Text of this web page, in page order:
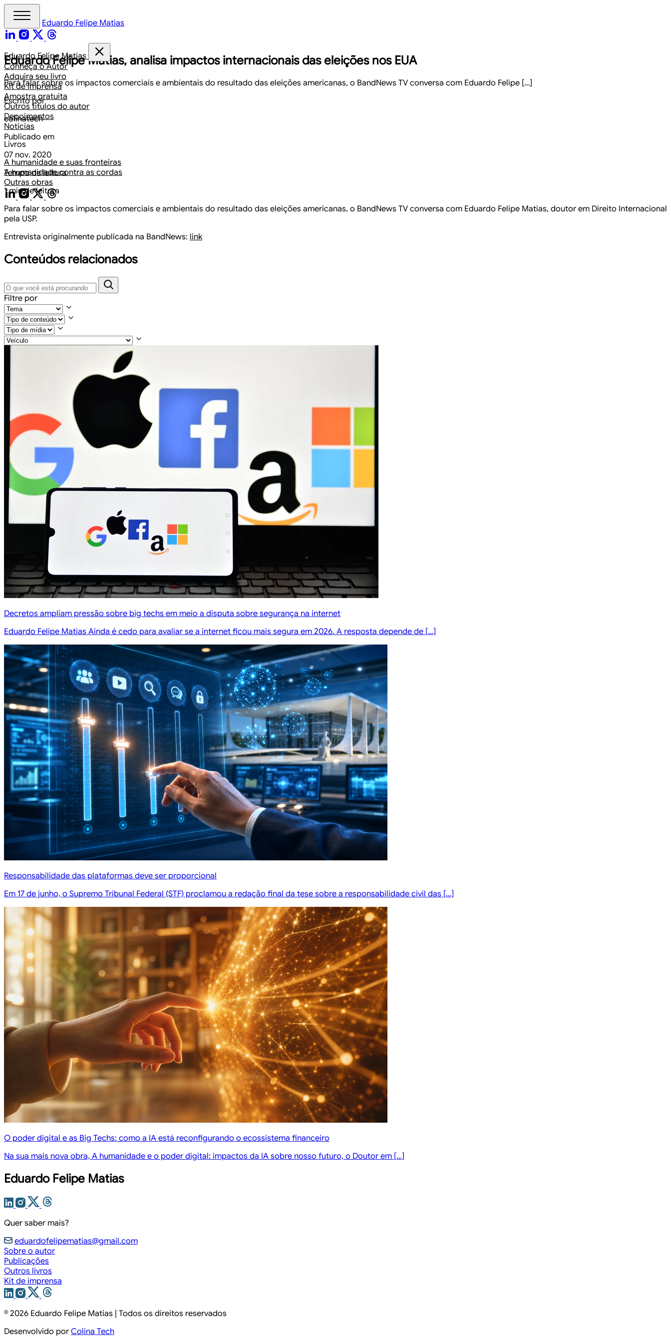
Eduardo Felipe Matias
Eduardo Felipe Matias
Conheça o Autor
Adquira seu livro
Kit de imprensa
Amostra gratuita
Outros títulos do autor
Depoimentos
Notícias
Livros
A humanidade e suas fronteiras
A humanidade contra as cordas
Outras obras
Eduardo Felipe Matias, analisa impactos internacionais das eleições nos EUA
Para falar sobre os impactos comerciais e ambientais do resultado das eleições americanas, o BandNews TV conversa com Eduardo Felipe […]
Escrito por
colinatech
Publicado em
07 nov. 2020
Tempo de leitura
1 min de leitura
Para falar sobre os impactos comerciais e ambientais do resultado das eleições americanas, o BandNews TV conversa com Eduardo Felipe Matias, doutor em Direito Internacional
pela USP.
Entrevista originalmente publicada na BandNews: link
Conteúdos relacionados
Filtre por
Decretos ampliam pressão sobre big techs em meio a disputa sobre segurança na internet
Eduardo Felipe Matias Ainda é cedo para avaliar se a internet ficou mais segura em 2026. A resposta depende de […]
Responsabilidade das plataformas deve ser proporcional
Em 17 de junho, o Supremo Tribunal Federal (STF) proclamou a redação final da tese sobre a responsabilidade civil das […]
O poder digital e as Big Techs: como a IA está reconfigurando o ecossistema financeiro
Na sua mais nova obra, A humanidade e o poder digital: impactos da IA sobre nosso futuro, o Doutor em […]
Eduardo Felipe Matias
Quer saber mais?
eduardofelipematias@gmail.com
Sobre o autor
Publicações
Outros livros
Kit de imprensa
© 2026 Eduardo Felipe Matias | Todos os direitos reservados
Desenvolvido por Colina Tech